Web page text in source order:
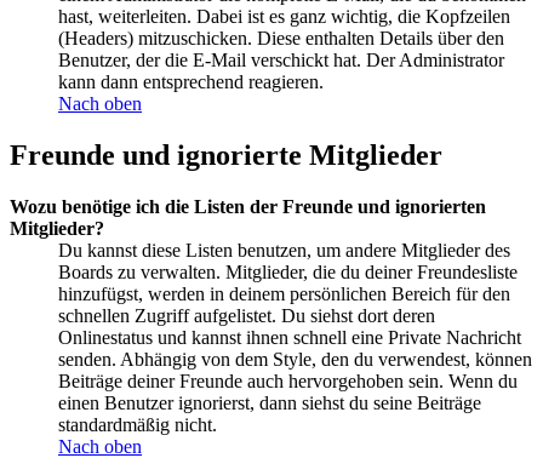
hast, weiterleiten. Dabei ist es ganz wichtig, die Kopfzeilen
(Headers) mitzuschicken. Diese enthalten Details über den
Benutzer, der die E-Mail verschickt hat. Der Administrator
kann dann entsprechend reagieren.
Nach oben
Freunde und ignorierte Mitglieder
Wozu benötige ich die Listen der Freunde und ignorierten
Mitglieder?
Du kannst diese Listen benutzen, um andere Mitglieder des
Boards zu verwalten. Mitglieder, die du deiner Freundesliste
hinzufügst, werden in deinem persönlichen Bereich für den
schnellen Zugriff aufgelistet. Du siehst dort deren
Onlinestatus und kannst ihnen schnell eine Private Nachricht
senden. Abhängig von dem Style, den du verwendest, können
Beiträge deiner Freunde auch hervorgehoben sein. Wenn du
einen Benutzer ignorierst, dann siehst du seine Beiträge
standardmäßig nicht.
Nach oben